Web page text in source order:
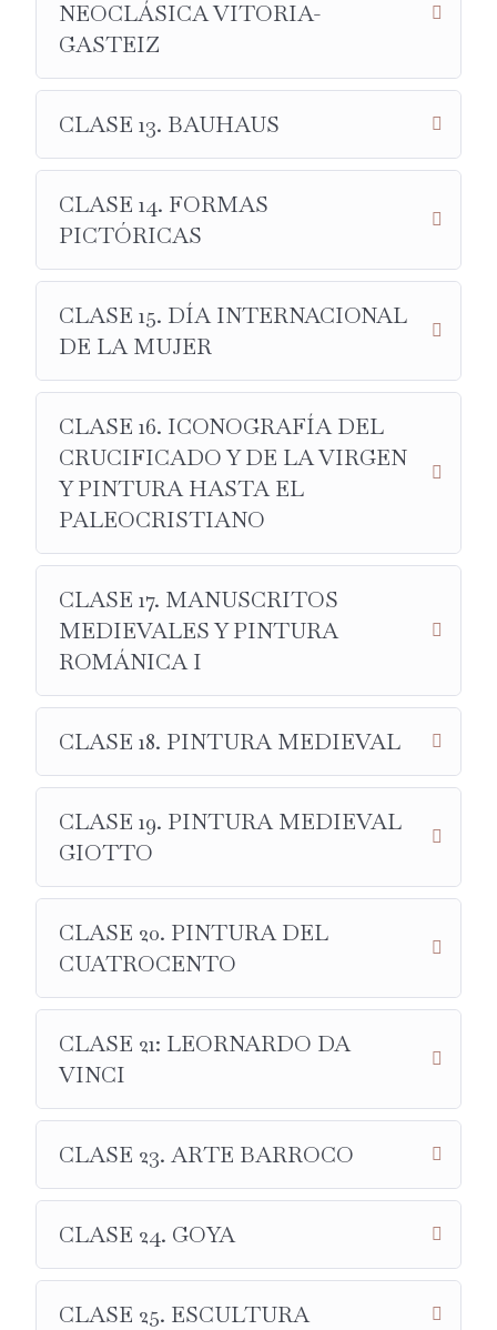
Sol Naciente de Monet o el Guernica de Picasso.
NEOCLÁSICA VITORIA-
GASTEIZ
CLASE 13. BAUHAUS
CLASE 14. FORMAS
PICTÓRICAS
CLASE 15. DÍA INTERNACIONAL
DE LA MUJER
CLASE 16. ICONOGRAFÍA DEL
CRUCIFICADO Y DE LA VIRGEN
Y PINTURA HASTA EL
PALEOCRISTIANO
CLASE 17. MANUSCRITOS
MEDIEVALES Y PINTURA
ROMÁNICA I
CLASE 18. PINTURA MEDIEVAL
CLASE 19. PINTURA MEDIEVAL
GIOTTO
CLASE 20. PINTURA DEL
CUATROCENTO
CLASE 21: LEORNARDO DA
VINCI
CLASE 23. ARTE BARROCO
CLASE 24. GOYA
CLASE 25. ESCULTURA